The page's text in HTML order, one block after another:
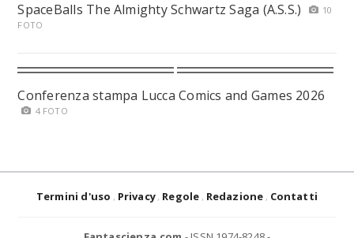
SpaceBalls The Almighty Schwartz Saga (A.S.S.)
10
FOTO
Conferenza stampa Lucca Comics and Games 2026
4 FOTO
Termini d'uso Privacy Regole Redazione Contatti